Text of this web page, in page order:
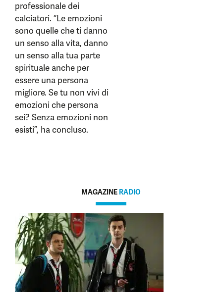
professionale dei
calciatori. “Le emozioni
sono quelle che ti danno
un senso alla vita, danno
un senso alla tua parte
spirituale anche per
essere una persona
migliore. Se tu non vivi di
emozioni che persona
sei? Senza emozioni non
esisti”, ha concluso.
MAGAZINE RADIO